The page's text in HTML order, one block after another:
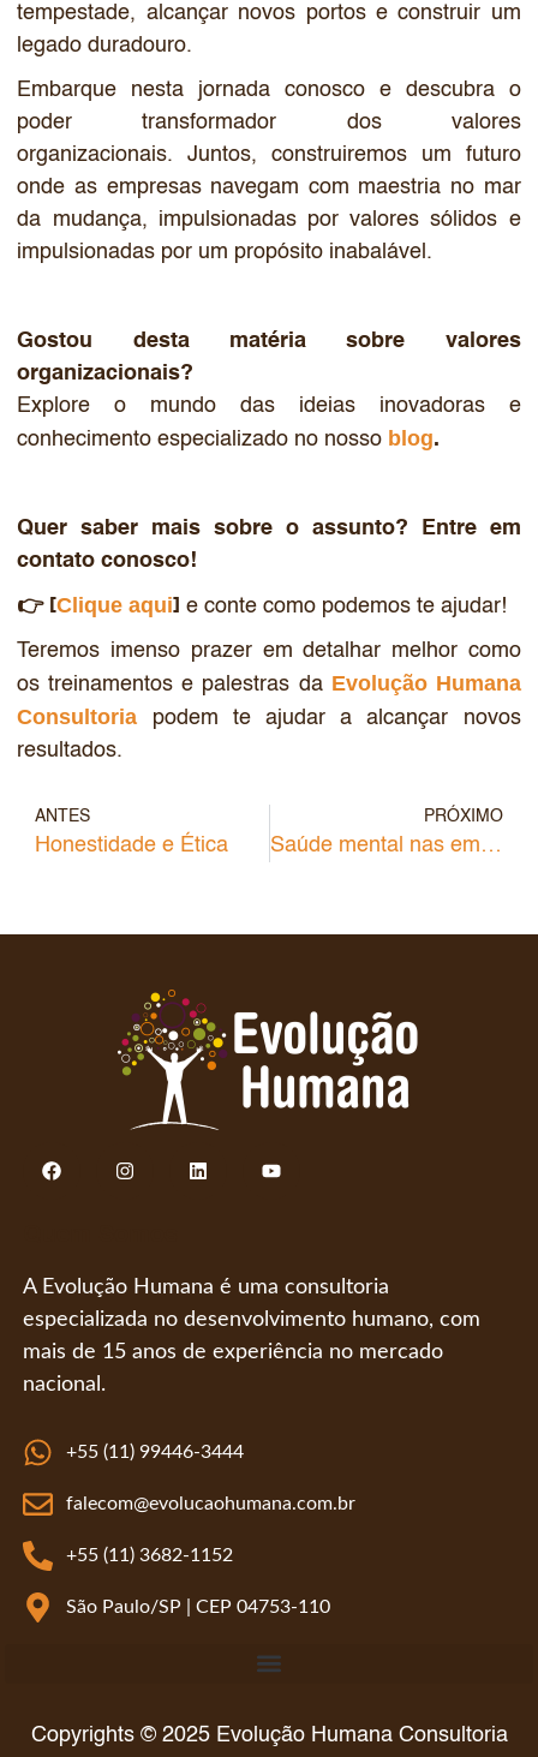
tempestade, alcançar novos portos e construir um
legado duradouro.
Embarque nesta jornada conosco e descubra o
poder transformador dos valores
organizacionais. Juntos, construiremos um futuro
onde as empresas navegam com maestria no mar
da mudança, impulsionadas por valores sólidos e
impulsionadas por um propósito inabalável.
Gostou desta matéria sobre valores
organizacionais?
Explore o mundo das ideias inovadoras e
conhecimento especializado no nosso blog.
Quer saber mais sobre o assunto? Entre em
contato conosco!
👉 [Clique aqui]e conte como podemos te ajudar!
Teremos imenso prazer em detalhar melhor como
os treinamentos e palestras da Evolução Humana
Consultoria
podem te ajudar a alcançar novos
resultados.
ANTES
Honestidade e Ética
PRÓXIMO
Saúde mental nas empresas
A Evolução Humana é uma consultoria
especializada no desenvolvimento humano, com
mais de 15 anos de experiência no mercado
nacional.
+55 (11) 99446-3444
falecom@evolucaohumana.com.br
+55 (11) 3682-1152
São Paulo/SP | CEP 04753-110
Copyrights © 2025 Evolução Humana Consultoria